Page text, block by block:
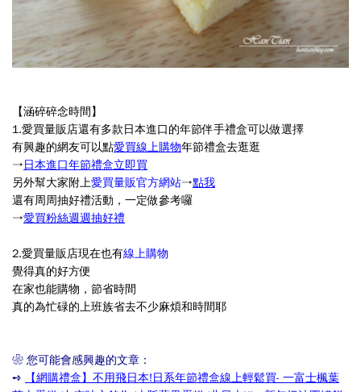
【涵碎碎念時間】
1.愛買量販店還有多款日本進口的年節伴手禮盒可以做選擇
有興趣的網友可以點愛買線上購物年節禮盒去逛逛
→日本進口年節禮盒立即買
另外幫大家附上愛買量販官方網站→點我
還有周周抽好禮活動，一定做參考囉
→愛買粉絲週週抽好禮
2.愛買量販店現在也有線上購物
覺得真的好方便
在家也能購物，節省時間
真的為忙碌的上班族省去不少麻煩和時間耶
❀ 您可能會感興趣的文章：
➺
【網購禮盒】不用飛日本!日系年節禮盒線上輕鬆買- 一富士楓葉